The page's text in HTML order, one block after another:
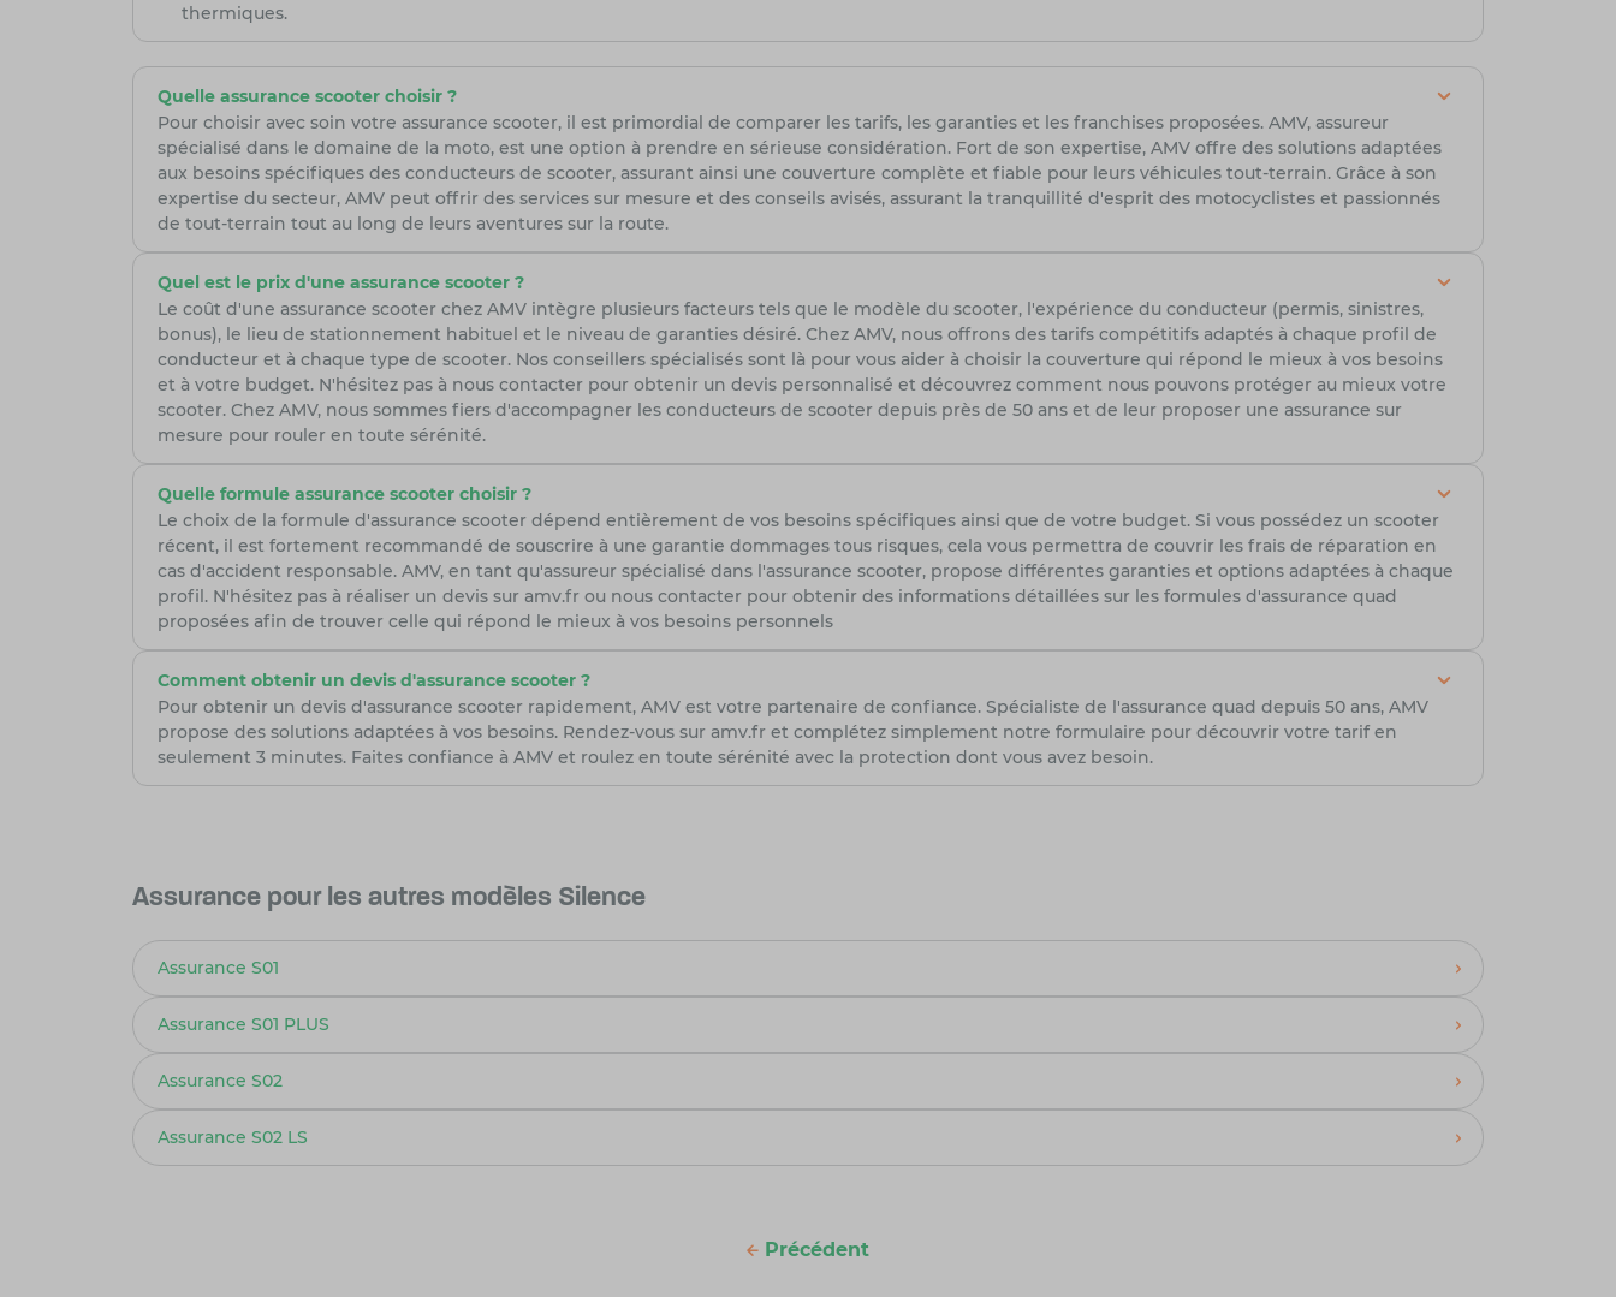
thermiques.
Quelle assurance scooter choisir ?
Pour choisir avec soin votre assurance scooter, il est primordial de comparer les tarifs, les garanties et les franchises proposées. AMV, assureur
spécialisé dans le domaine de la moto, est une option à prendre en sérieuse considération. Fort de son expertise, AMV offre des solutions adaptées
aux besoins spécifiques des conducteurs de scooter, assurant ainsi une couverture complète et fiable pour leurs véhicules tout-terrain. Grâce à son
expertise du secteur, AMV peut offrir des services sur mesure et des conseils avisés, assurant la tranquillité d'esprit des motocyclistes et passionnés
de tout-terrain tout au long de leurs aventures sur la route.
Quel est le prix d'une assurance scooter ?
Le coût d'une assurance scooter chez AMV intègre plusieurs facteurs tels que le modèle du scooter, l'expérience du conducteur (permis, sinistres,
bonus), le lieu de stationnement habituel et le niveau de garanties désiré. Chez AMV, nous offrons des tarifs compétitifs adaptés à chaque profil de
conducteur et à chaque type de scooter. Nos conseillers spécialisés sont là pour vous aider à choisir la couverture qui répond le mieux à vos besoins
et à votre budget. N'hésitez pas à nous contacter pour obtenir un devis personnalisé et découvrez comment nous pouvons protéger au mieux votre
scooter. Chez AMV, nous sommes fiers d'accompagner les conducteurs de scooter depuis près de 50 ans et de leur proposer une assurance sur
mesure pour rouler en toute sérénité.
Quelle formule assurance scooter choisir ?
Le choix de la formule d'assurance scooter dépend entièrement de vos besoins spécifiques ainsi que de votre budget. Si vous possédez un scooter
récent, il est fortement recommandé de souscrire à une garantie dommages tous risques, cela vous permettra de couvrir les frais de réparation en
cas d'accident responsable. AMV, en tant qu'assureur spécialisé dans l'assurance scooter, propose différentes garanties et options adaptées à chaque
profil. N'hésitez pas à réaliser un devis sur amv.fr ou nous contacter pour obtenir des informations détaillées sur les formules d'assurance quad
proposées afin de trouver celle qui répond le mieux à vos besoins personnels
Comment obtenir un devis d'assurance scooter ?
Pour obtenir un devis d'assurance scooter rapidement, AMV est votre partenaire de confiance. Spécialiste de l'assurance quad depuis 50 ans, AMV
propose des solutions adaptées à vos besoins. Rendez-vous sur amv.fr et complétez simplement notre formulaire pour découvrir votre tarif en
seulement 3 minutes. Faites confiance à AMV et roulez en toute sérénité avec la protection dont vous avez besoin.
Assurance pour les autres modèles Silence
Assurance S01
Assurance S01 PLUS
Assurance S02
Assurance S02 LS
Précédent